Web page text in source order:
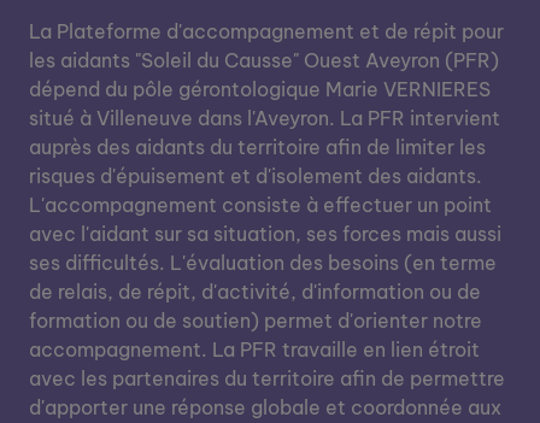
La Plateforme d'accompagnement et de répit pour
les aidants "Soleil du Causse" Ouest Aveyron (PFR)
dépend du pôle gérontologique Marie VERNIERES
situé à Villeneuve dans l'Aveyron. La PFR intervient
auprès des aidants du territoire afin de limiter les
risques d'épuisement et d'isolement des aidants.
L'accompagnement consiste à effectuer un point
avec l'aidant sur sa situation, ses forces mais aussi
ses difficultés. L'évaluation des besoins (en terme
de relais, de répit, d'activité, d'information ou de
formation ou de soutien) permet d'orienter notre
accompagnement. La PFR travaille en lien étroit
avec les partenaires du territoire afin de permettre
d'apporter une réponse globale et coordonnée aux